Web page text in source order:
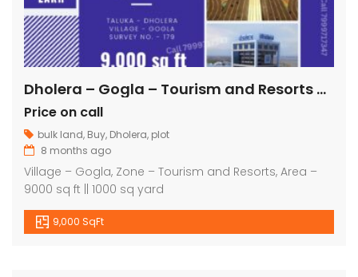
Dholera – Gogla – Tourism and Resorts – 9000 sq ft || 1000 sq yard
Price on call
bulk land, Buy, Dholera, plot
8 months ago
Village – Gogla, Zone – Tourism and Resorts, Area –
9000 sq ft || 1000 sq yard
9,000 SqFt